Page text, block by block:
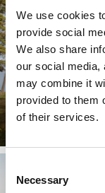
We use cookies
provide social
We also share
our social media,
may combine it
provided to them
of their services.
Selection
Necessary
Ställplatser